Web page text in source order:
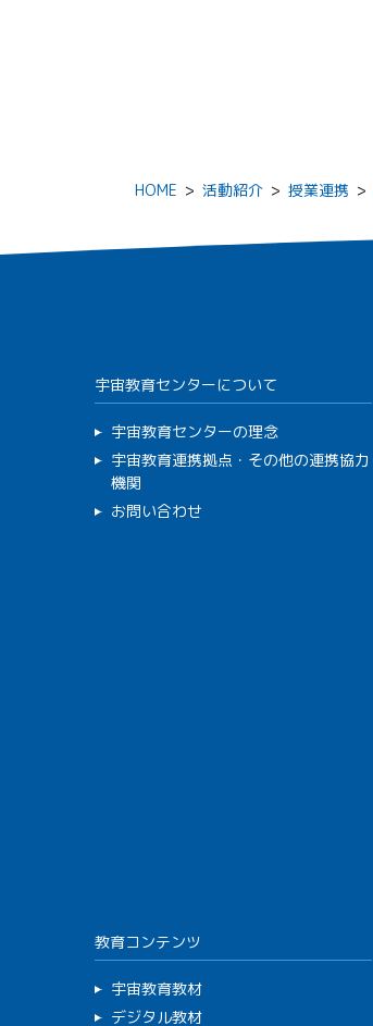
HOME > 活動紹介 > 授業連携 >
宇宙教育センターについて
宇宙教育センターの理念
宇宙教育連携拠点・その他の連携協力
機関
お問い合わせ
教育コンテンツ
宇宙教育教材
デジタル教材